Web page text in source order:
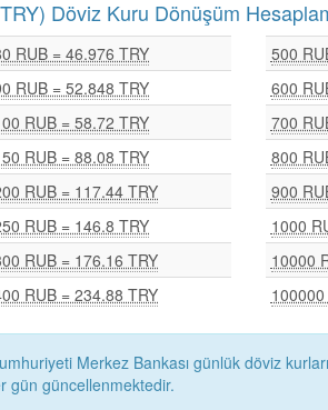
Döviz Kuru Dönüşüm
RUB = 46.976 TRY
RUB = 52.848 TRY
RUB = 58.72 TRY
RUB = 88.08 TRY
RUB = 117.44 TRY
RUB = 146.8 TRY
RUB = 176.16 TRY
RUB = 234.88 TRY
500
600
700
800
900
1000
10000
Merkez Bankası günlük döviz
gün güncellenmektedir.